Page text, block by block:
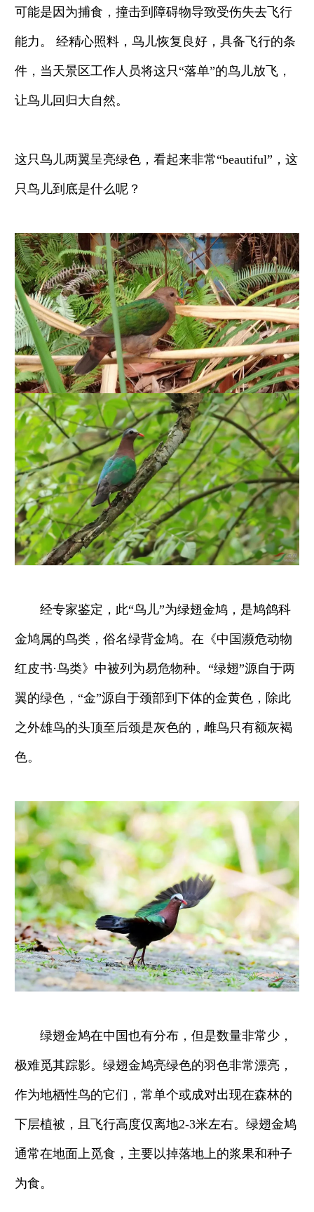
可能是因为捕食，撞击到障碍物导致受伤失去飞行
能力。 经精心照料，鸟儿恢复良好，具备飞行的条
件，当天景区工作人员将这只“落单”的鸟儿放飞，
让鸟儿回归大自然。
这只鸟儿两翼呈亮绿色，看起来非常“beautiful”，这
只鸟儿到底是什么呢？
经专家鉴定，此“鸟儿”为绿翅金鸠，是鸠鸽科
金鸠属的鸟类，俗名绿背金鸠。在《中国濒危动物
红皮书·鸟类》中被列为易危物种。“绿翅”源自于两
翼的绿色，“金”源自于颈部到下体的金黄色，除此
之外雄鸟的头顶至后颈是灰色的，雌鸟只有额灰褐
色。
绿翅金鸠在中国也有分布，但是数量非常少，
极难觅其踪影。绿翅金鸠亮绿色的羽色非常漂亮，
作为地栖性鸟的它们，常单个或成对出现在森林的
下层植被，且飞行高度仅离地2-3米左右。绿翅金鸠
通常在地面上觅食，主要以掉落地上的浆果和种子
为食。